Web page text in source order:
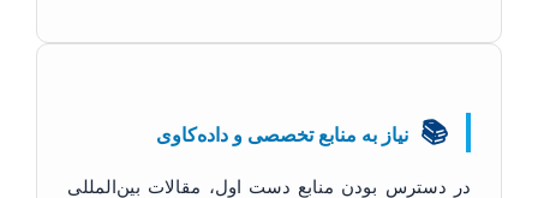
📚 نیاز به منابع تخصصی و داده‌کاوی
در دسترس بودن منابع دست اول، مقالات بین‌المللی